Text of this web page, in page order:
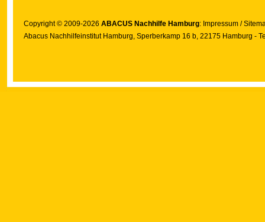
Copyright © 2009-2026 ABACUS Nachhilfe Hamburg: Impressum /
Abacus Nachhilfeinstitut Hamburg, Sperberkamp 16 b, 22175 Hamburg -